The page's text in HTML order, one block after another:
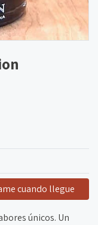
cuando llegue
únicos. Un